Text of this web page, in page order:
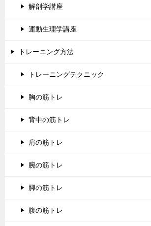
解剖学講座
運動生理学講座
トレーニング方法
トレーニングテクニック
胸の筋トレ
背中の筋トレ
肩の筋トレ
腕の筋トレ
脚の筋トレ
腹の筋トレ